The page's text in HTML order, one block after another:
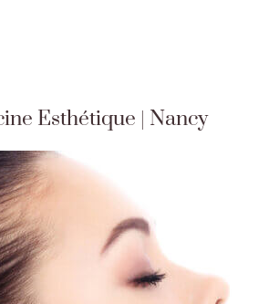
Esthétique | Nancy